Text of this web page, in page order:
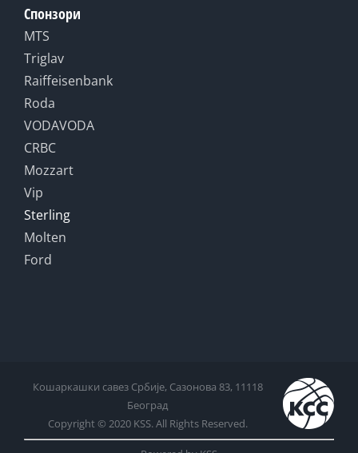
Спонзори
MTS
Triglav
Raiffeisenbank
Roda
VODAVODA
CRBC
Mozzart
Vip
Sterling
Molten
Ford
Кошаркашки савез Србије, Сазонова 83, 11118
Београд
Copyright © 2020 KSS. All Rights Reserved.